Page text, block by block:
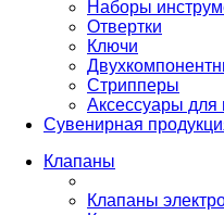
Наборы
Отвертки
Ключи
Стрипперы
Аксессуары для
Сувенирная
Клапаны
Клапаны